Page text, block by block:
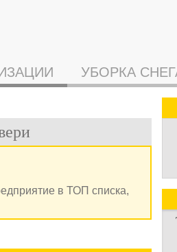
УБОРКА
в ТОП списка,